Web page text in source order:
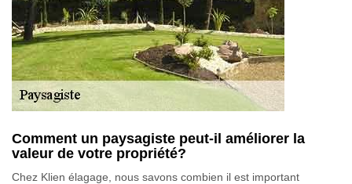
Comment un paysagiste peut-il améliorer la
valeur de votre propriété?
Chez Klien élagage, nous savons combien il est important